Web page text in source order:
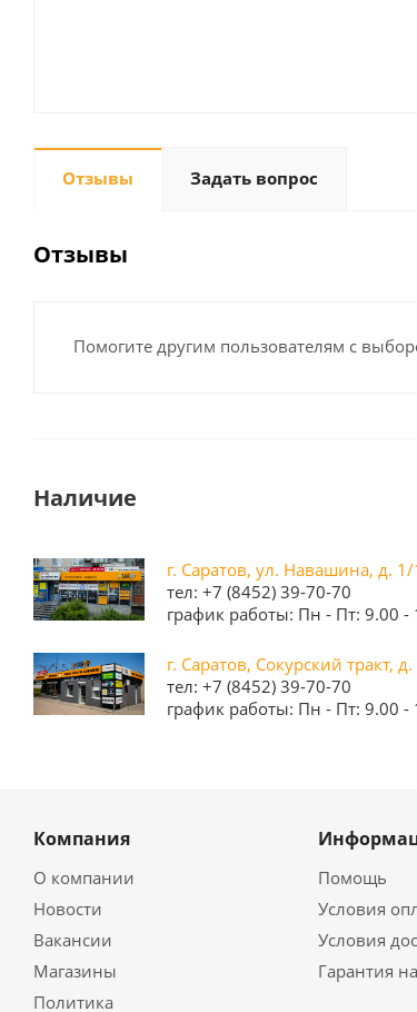
Отзывы Задать вопрос
Отзывы
Помогите другим пользователям с
Наличие
г. Саратов, ул. Навашина, д.
тел: +7 (8452) 39-70-70
график работы: Пн - Пт: 9.00 -
г. Саратов, Сокурский тракт,
тел: +7 (8452) 39-70-70
график работы: Пн - Пт: 9.00 -
Компания
О компании
Новости
Вакансии
Магазины
Политика
Помощь
Условия
Условия
Гарантия